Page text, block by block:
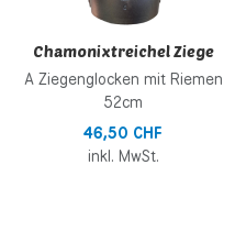
Chamonixtreichel Ziege
A Ziegenglocken mit Riemen
52cm
46,50 CHF
inkl. MwSt.